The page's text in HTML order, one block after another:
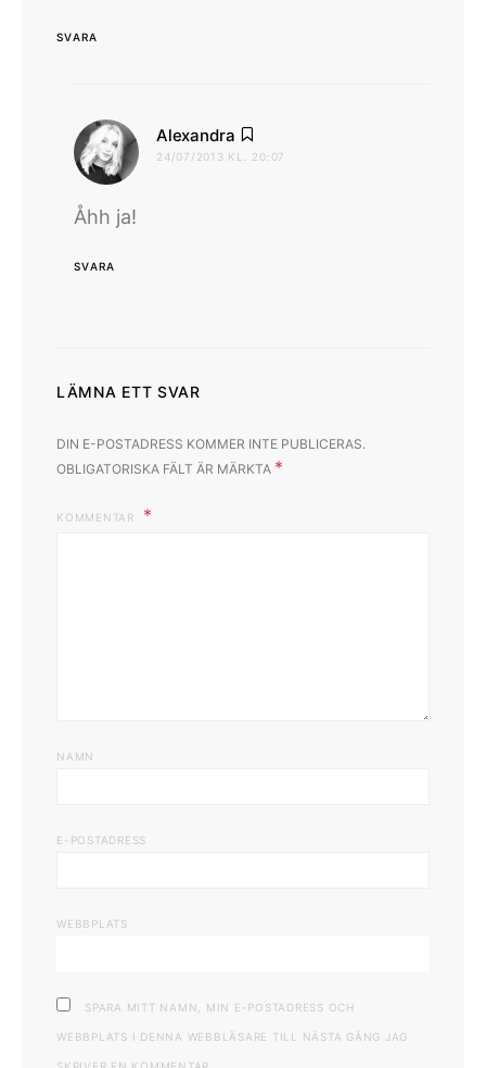
SVARA
Alexandra
24/07/2013 KL. 20:07
Åhh ja!
SVARA
LÄMNA ETT SVAR
DIN E-POSTADRESS KOMMER INTE PUBLICERAS.
OBLIGATORISKA FÄLT ÄR MÄRKTA *
KOMMENTAR
NAMN
E-POSTADRESS
WEBBPLATS
SPARA MITT NAMN, MIN E-POSTADRESS OCH
WEBBPLATS I DENNA WEBBLÄSARE TILL NÄSTA GÅNG JAG